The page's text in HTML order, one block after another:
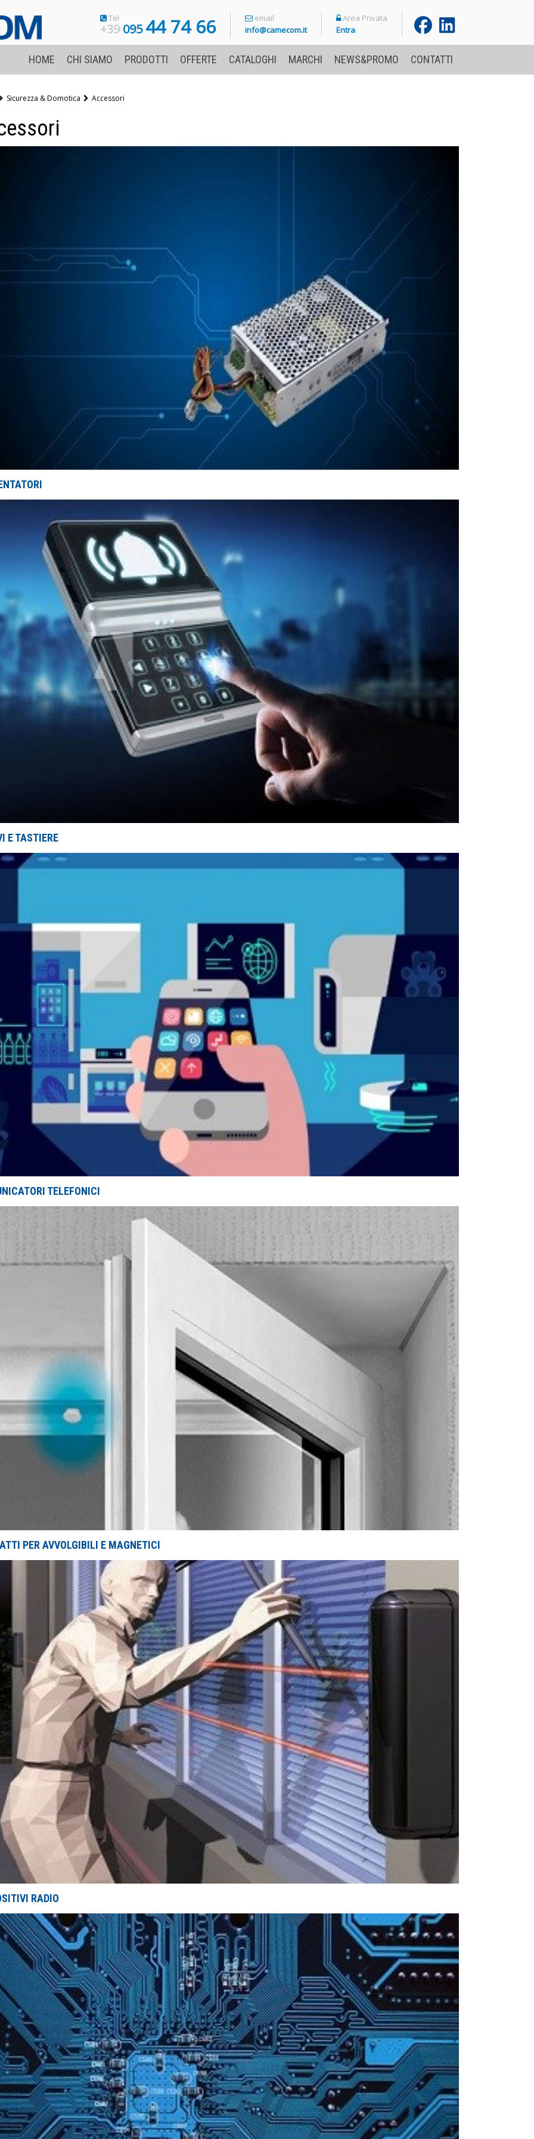
Area Privata
Entra
email
info@camecom.it
Tel
+39 09544 74 66
HOME CHI SIAMO PRODOTTI OFFERTE CATALOGHI MARCHI NEWS&PROMO CONTATTI
Sicurezza & Domotica Accessori
E TASTIERE
TELEFONICI
PER AVVOLGIBILI E MAGNETICI
RADIO